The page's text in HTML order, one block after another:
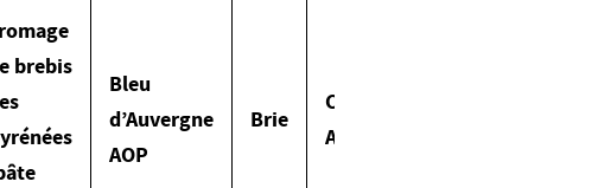
brebis
Bleu
d’Auvergne
AOP
Brie
Comté
AOP